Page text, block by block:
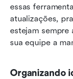
essas
atualizações,
estejam sempre
sua equipe a
Organizando